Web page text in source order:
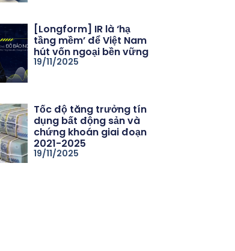
[Longform] IR là ‘hạ
tầng mềm’ để Việt Nam
hút vốn ngoại bền vững
19/11/2025
Tốc độ tăng trưởng tín
dụng bất động sản và
chứng khoán giai đoạn
2021-2025
19/11/2025